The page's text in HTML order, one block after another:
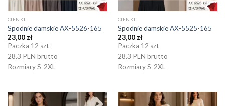
CIENKI
Spodnie damskie AX-5526-165
23,00 zł
Paczka 12 szt
28.3 PLN brutto
Rozmiary S-2XL
CIENKI
Spodnie damskie AX-5525-165
23,00 zł
Paczka 12 szt
28.3 PLN brutto
Rozmiary S-2XL